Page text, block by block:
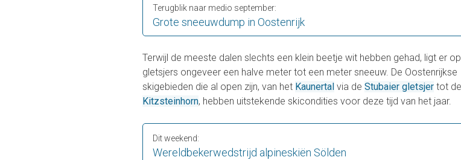
Grote sneeuwdump in Oostenrijk
Terugblik naar medio september:
Terwijl de meeste dalen slechts een klein beetje wit hebben gehad, ligt er
gletsjers ongeveer een halve meter tot een meter sneeuw. De Oostenrijkse
skigebieden die al open zijn, van het Kaunertal via de Stubaier gletsjer tot de
Kitzsteinhorn, hebben uitstekende skicondities voor deze tijd van het jaar.
Wereldbekerwedstrijd alpineskiën Sölden
Dit weekend: